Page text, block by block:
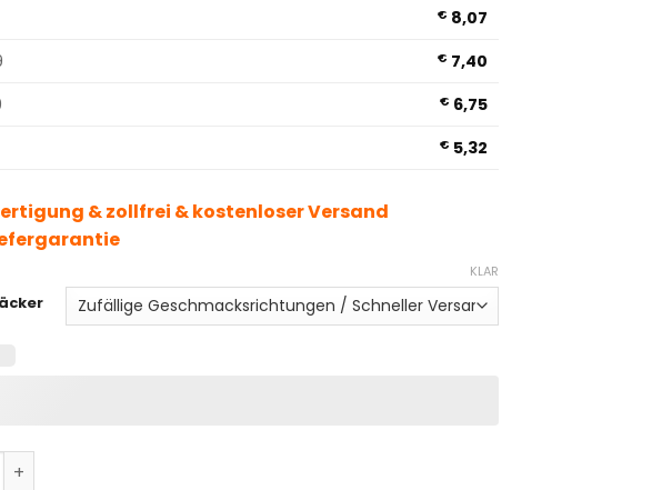
€ 8,07
€ 7,40
€ 6,75
€ 5,32
& zollfrei & kostenloser Versand
KLAR
6000 Puffs Disposable Vape Menge